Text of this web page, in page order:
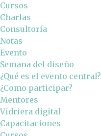
Cursos
Charlas
Consultoría
Notas
Evento
Semana del diseño
¿Qué es el evento central?
¿Como participar?
Mentores
Vidriera digital
Capacitaciones